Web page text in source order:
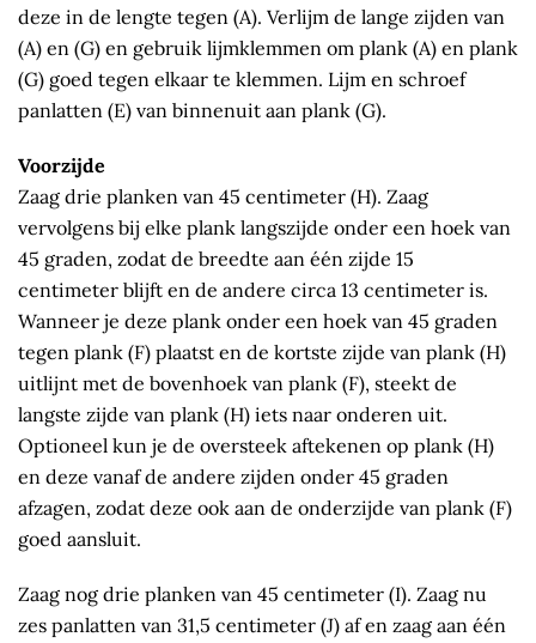
deze in de lengte tegen (A). Verlijm de lange zijden van
(A) en (G) en gebruik lijmklemmen om plank (A) en plank
(G) goed tegen elkaar te klemmen. Lijm en schroef
panlatten (E) van binnenuit aan plank (G).
Voorzijde
Zaag drie planken van 45 centimeter (H). Zaag
vervolgens bij elke plank langszijde onder een hoek van
45 graden, zodat de breedte aan één zijde 15
centimeter blijft en de andere circa 13 centimeter is.
Wanneer je deze plank onder een hoek van 45 graden
tegen plank (F) plaatst en de kortste zijde van plank (H)
uitlijnt met de bovenhoek van plank (F), steekt de
langste zijde van plank (H) iets naar onderen uit.
Optioneel kun je de oversteek aftekenen op plank (H)
en deze vanaf de andere zijden onder 45 graden
afzagen, zodat deze ook aan de onderzijde van plank (F)
goed aansluit.
Zaag nog drie planken van 45 centimeter (I). Zaag nu
zes panlatten van 31,5 centimeter (J) af en zaag aan één